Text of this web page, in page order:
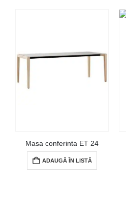
Masa conferinta ET 24
ADAUGĂ ÎN LISTĂ